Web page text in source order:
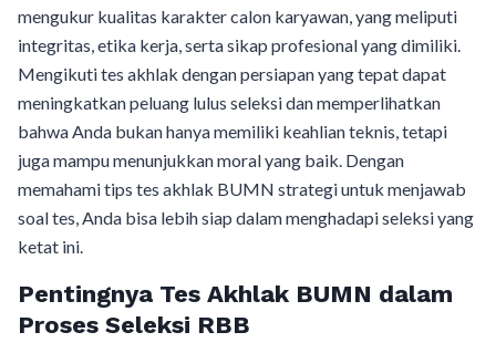
mengukur kualitas karakter calon karyawan, yang meliputi
integritas, etika kerja, serta sikap profesional yang dimiliki.
Mengikuti tes akhlak dengan persiapan yang tepat dapat
meningkatkan peluang lulus seleksi dan memperlihatkan
bahwa Anda bukan hanya memiliki keahlian teknis, tetapi
juga mampu menunjukkan moral yang baik. Dengan
memahami tips tes akhlak BUMN strategi untuk menjawab
soal tes, Anda bisa lebih siap dalam menghadapi seleksi yang
ketat ini.
Pentingnya Tes Akhlak BUMN dalam
Proses Seleksi RBB